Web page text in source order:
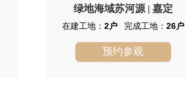
绿地海域苏河源
绿地海域苏河源| 嘉定
在建工地： 2户 完成工地： 26户
预约参观